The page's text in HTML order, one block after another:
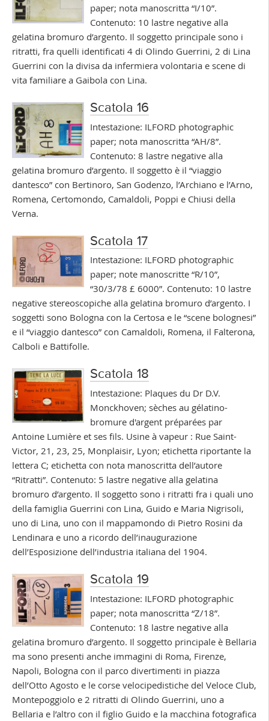
paper; nota manoscritta “I/10”.
Contenuto: 10 lastre negative alla
gelatina bromuro d’argento. Il soggetto principale sono i
ritratti, fra quelli identificati 4 di Olindo Guerrini, 2 di Lina
Guerrini con la divisa da infermiera volontaria e scene di
vita familiare a Gaibola con Lina.
Scatola 16
Intestazione: ILFORD photographic
paper; nota manoscritta “AH/8”.
Contenuto: 8 lastre negative alla
gelatina bromuro d’argento. Il soggetto è il “viaggio
dantesco” con Bertinoro, San Godenzo, l’Archiano e l’Arno,
Romena, Certomondo, Camaldoli, Poppi e Chiusi della
Verna.
Scatola 17
Intestazione: ILFORD photographic
paper; note manoscritte “R/10”,
“30/3/78 £ 6000”. Contenuto: 10 lastre
negative stereoscopiche alla gelatina bromuro d’argento. I
soggetti sono Bologna con la Certosa e le “scene bolognesi”
e il “viaggio dantesco” con Camaldoli, Romena, il Falterona,
Calboli e Battifolle.
Scatola 18
Intestazione: Plaques du Dr D.V.
Monckhoven; sèches au gélatino-
bromure d'argent préparées par
Antoine Lumière et ses fils. Usine à vapeur : Rue Saint-
Victor, 21, 23, 25, Monplaisir, Lyon; etichetta riportante la
lettera C; etichetta con nota manoscritta dell’autore
“Ritratti”. Contenuto: 5 lastre negative alla gelatina
bromuro d’argento. Il soggetto sono i ritratti fra i quali uno
della famiglia Guerrini con Lina, Guido e Maria Nigrisoli,
uno di Lina, uno con il mappamondo di Pietro Rosini da
Lendinara e uno a ricordo dell’inaugurazione
dell’Esposizione dell’industria italiana del 1904.
Scatola 19
Intestazione: ILFORD photographic
paper; nota manoscritta “Z/18”.
Contenuto: 18 lastre negative alla
gelatina bromuro d’argento. Il soggetto principale è Bellaria
ma sono presenti anche immagini di Roma, Firenze,
Napoli, Bologna con il parco divertimenti in piazza
dell’Otto Agosto e le corse velocipedistiche del Veloce Club,
Montepoggiolo e 2 ritratti di Olindo Guerrini, uno a
Bellaria e l’altro con il figlio Guido e la macchina fotografica